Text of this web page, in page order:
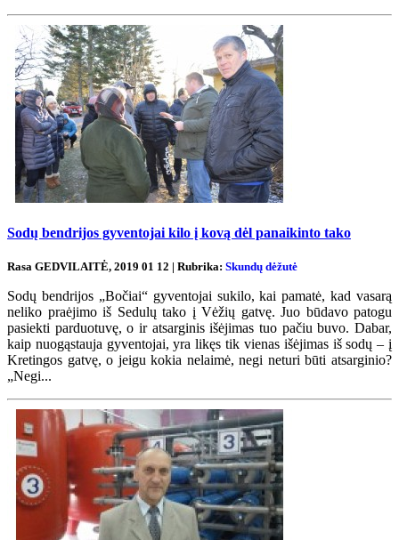
Sodų bendrijos gyventojai kilo į kovą dėl panaikinto tako
Rasa GEDVILAITĖ, 2019 01 12 | Rubrika: Skundų dėžutė
Sodų bendrijos „Bočiai“ gyventojai sukilo, kai pamatė, kad vasarą
neliko praėjimo iš Sedulų tako į Vėžių gatvę. Juo būdavo patogu
pasiekti parduotuvę, o ir atsarginis išėjimas tuo pačiu buvo. Dabar,
kaip nuogąstauja gyventojai, yra likęs tik vienas išėjimas iš sodų – į
Kretingos gatvę, o jeigu kokia nelaimė, negi neturi būti atsarginio?
„Negi...